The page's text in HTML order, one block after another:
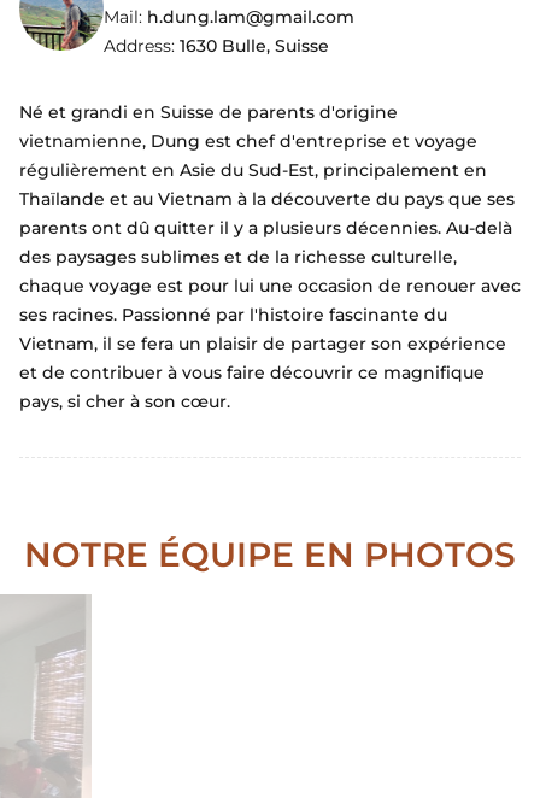
Mail: h.dung.lam@gmail.com
Address: 1630 Bulle, Suisse
Né et grandi en Suisse de parents d'origine
vietnamienne, Dung est chef d'entreprise et voyage
régulièrement en Asie du Sud-Est, principalement en
Thaïlande et au Vietnam à la découverte du pays que ses
parents ont dû quitter il y a plusieurs décennies. Au-delà
des paysages sublimes et de la richesse culturelle,
chaque voyage est pour lui une occasion de renouer avec
ses racines. Passionné par l'histoire fascinante du
Vietnam, il se fera un plaisir de partager son expérience
et de contribuer à vous faire découvrir ce magnifique
pays, si cher à son cœur.
NOTRE ÉQUIPE EN PHOTOS